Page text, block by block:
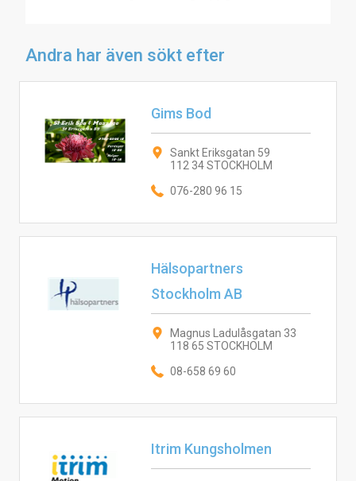
Andra har även sökt efter
Gims Bod
Sankt Eriksgatan 59
112 34 STOCKHOLM
076-280 96 15
Hälsopartners
Stockholm AB
Magnus Ladulåsgatan 33
118 65 STOCKHOLM
08-658 69 60
Itrim Kungsholmen